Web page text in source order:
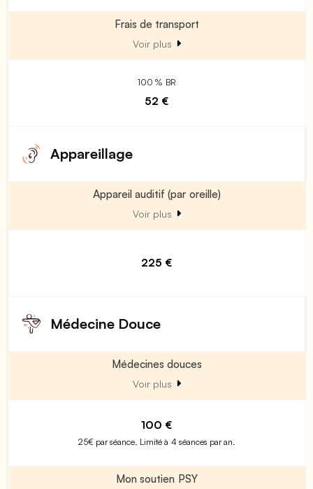
Frais de transport
Voir plus
100 % BR
52 €
Appareillage
Appareil auditif (par oreille)
Voir plus
225 €
Médecine Douce
Médecines douces
Voir plus
100 €
25€ par séance. Limité à 4 séances par an.
Mon soutien PSY